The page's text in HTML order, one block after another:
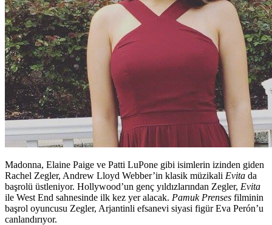
Madonna, Elaine Paige ve Patti LuPone gibi isimlerin izinden giden
Rachel Zegler, Andrew Lloyd Webber’in klasik müzikali Evita da
başrolü üstleniyor. Hollywood’un genç yıldızlarından Zegler, Evita
ile West End sahnesinde ilk kez yer alacak. Pamuk Prenses filminin
başrol oyuncusu Zegler, Arjantinli efsanevi siyasi figür Eva Perón’u
canlandırıyor.